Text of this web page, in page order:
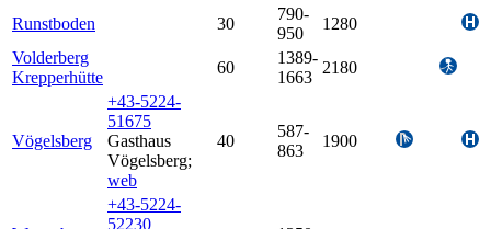
Runstboden 30
790-
950
1280
Volderberg
Krepperhütte
60
1389-
1663
2180
Vögelsberg
+43-5224-
51675
Gasthaus
Vögelsberg;
web
40
587-
863
1900
+43-5224-
52230